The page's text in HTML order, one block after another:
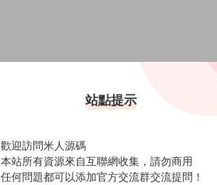
站點提示
歡迎訪問米人源碼
本站所有資源來自互聯網收集，請勿商用
任何問題都可以添加官方交流群交流提問！